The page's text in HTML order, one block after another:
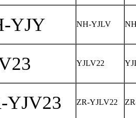
YJY NH-YJLV
YJLV22
YJV23 ZR-YJLV22